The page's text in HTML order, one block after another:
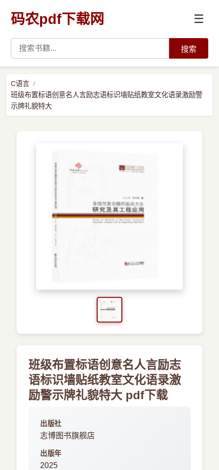
码农pdf下载网 ☰
数据科学与人工智能
搜索
C语言
班级布置标语创意名人言励志语标识墙贴纸教室文化语录激励警
示牌礼貌特大
班级布置标语创意名人言励志
语标识墙贴纸教室文化语录激
励警示牌礼貌特大 pdf下载
出版社
志博图书旗舰店
出版年
2025